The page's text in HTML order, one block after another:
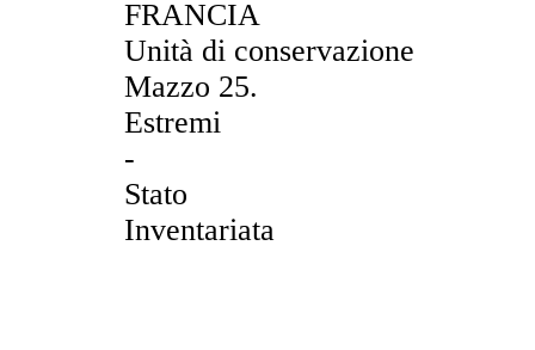
FRANCIA
Unità di conservazione
Mazzo 25.
Estremi
-
Stato
Inventariata